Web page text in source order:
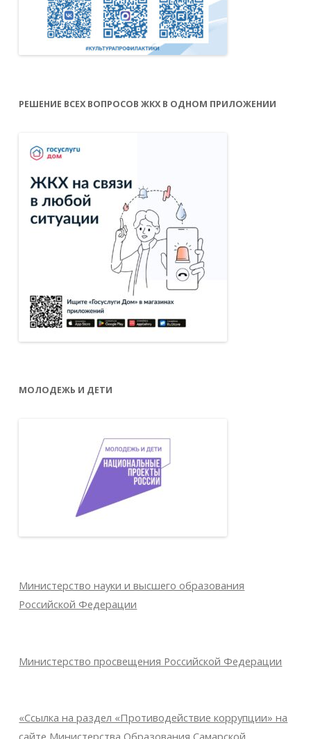
РЕШЕНИЕ ВСЕХ ВОПРОСОВ ЖКХ В ОДНОМ ПРИЛОЖЕНИИ
МОЛОДЕЖЬ И ДЕТИ
Министерство науки и высшего образования
Российской Федерации
Министерство просвещения Российской Федерации
«Ссылка на раздел «Противодействие коррупции» на